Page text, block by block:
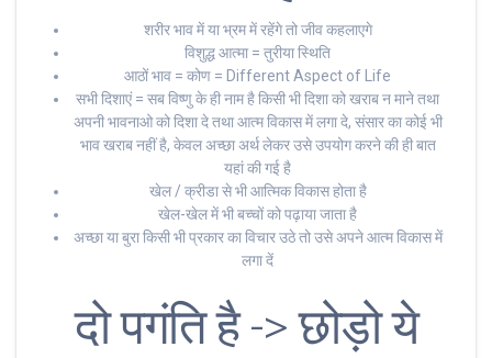
शरीर भाव में या भ्रम में रहेंगे तो जीव कहलाएगे
विशुद्ध आत्मा = तुरीया स्थिति
आठों भाव = कोण = Different Aspect of Life
सभी दिशाएं = सब विष्णु के ही नाम है किसी भी दिशा को खराब न माने तथा
अपनी भावनाओ को दिशा दे तथा आत्म विकास में लगा दे, संसार का कोई भी
भाव खराब नहीं है, केवल अच्छा अर्थ लेकर उसे उपयोग करने की ही बात
यहां की गई है
खेल / क्रीडा से भी आत्मिक विकास होता है
खेल-खेल में भी बच्चों को पढ़ाया जाता है
अच्छा या बुरा किसी भी प्रकार का विचार उठे तो उसे अपने आत्म विकास में
लगा दें
दो पगंति है -> छोड़ो ये